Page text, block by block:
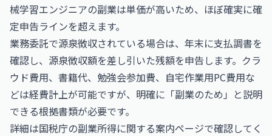
械学習エンジニアの副業は単価が高いため、ほぼ確実に確
定申告ラインを超えます。
業務委託で源泉徴収されている場合は、年末に支払調書を
確認し、源泉徴収額を差し引いた残額を申告します。クラ
ウド費用、書籍代、勉強会参加費、自宅作業用PC費用な
どは経費計上が可能ですが、明確に「副業のため」と説明
できる根拠書類が必要です。
詳細は国税庁の副業所得に関する案内ページで確認してく